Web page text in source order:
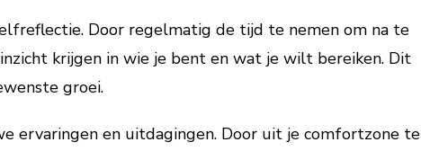
Door regelmatig de tijd te nemen om na te
krijgen in wie je bent en wat je wilt bereiken. Dit
groei.
ervaringen en uitdagingen. Door uit je comfortzone te